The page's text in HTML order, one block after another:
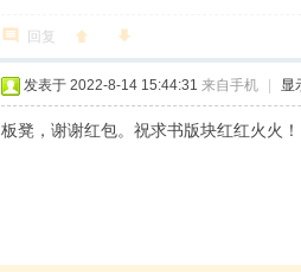
回复
发表于 2022-8-14 15:44:31 来自手机 显
板凳，谢谢红包。祝求书版块红红火火！